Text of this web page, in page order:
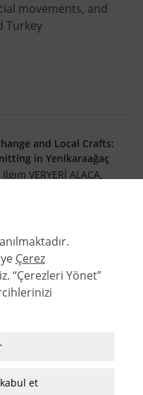
movements, and
Turkey
and Local Crafts:
in Yenikaraağaç
Ilgım VERYERİ ALACA,
Çerez
“Çerezleri Yönet”
için kullanılan
et
Mimarlık Fakültesi